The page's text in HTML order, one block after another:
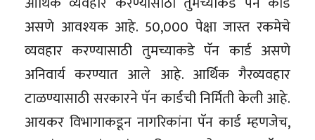
असणे आवश्यक आहे. 50,000 पेक्षा जास्त रकमेचे
व्यवहार करण्यासाठी तुमच्याकडे पॅन कार्ड असणे
अनिवार्य करण्यात आले आहे. आर्थिक गैरव्यवहार
टाळण्यासाठी सरकारने पॅन कार्डची निर्मिती केली आहे.
आयकर विभागाकडून नागरिकांना पॅन कार्ड म्हणजेच,